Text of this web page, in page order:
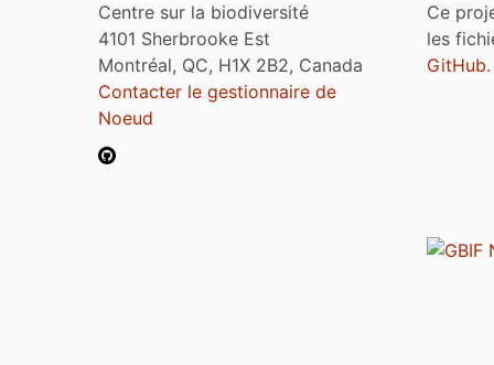
Centre sur la biodiversité
4101 Sherbrooke Est
Montréal, QC, H1X 2B2, Canada
Contacter le gestionnaire de
Noeud
Ce
les
GitHub.